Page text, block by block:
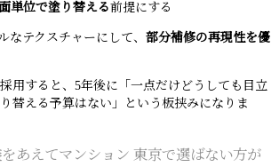
面単位で塗り替える前提にする
なテクスチャーにして、 部分補修の再現性を優
用すると、5年後に「一点だけどうしても目立
替える予算はない」という板挟みになりま
あえてマンション 東京で選ばない方が